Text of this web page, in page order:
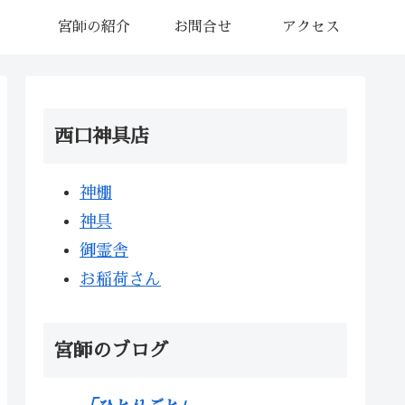
宮師の紹介 お問合せ アクセス
西口神具店
神棚
神具
御霊舎
お稲荷さん
宮師のブログ